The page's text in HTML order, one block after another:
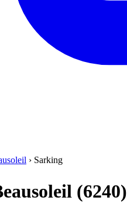
› Sarking
(6240)